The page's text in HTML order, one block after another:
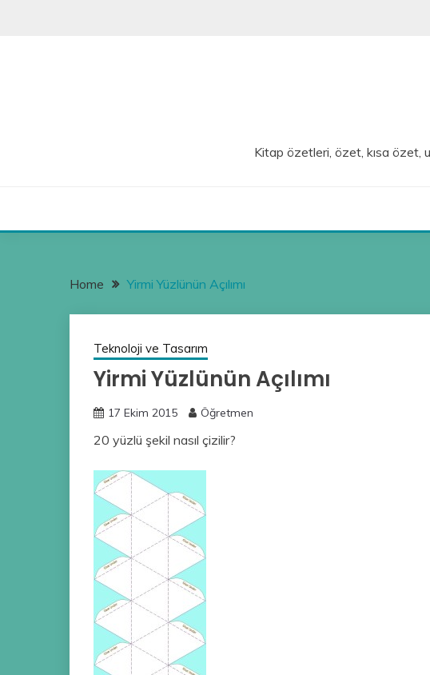
Kitap özetleri, özet, kısa özet,
Home Yirmi Yüzlünün Açılımı
Teknoloji ve Tasarım
Yirmi Yüzlünün Açılımı
17 Ekim 2015 Öğretmen
20 yüzlü şekil nasıl çizilir?